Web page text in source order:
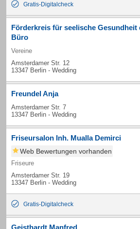
Gratis-Digitalcheck
Förderkreis für seelische Gesundheit
Büro
Vereine
Amsterdamer Str. 12
13347 Berlin - Wedding
Freundel Anja
Amsterdamer Str. 7
13347 Berlin - Wedding
Friseursalon Inh. Mualla Demirci
Web Bewertungen vorhanden
Friseure
Amsterdamer Str. 19
13347 Berlin - Wedding
Gratis-Digitalcheck
Geisthardt Manfred